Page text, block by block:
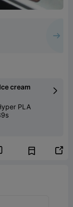
cream

PLA
